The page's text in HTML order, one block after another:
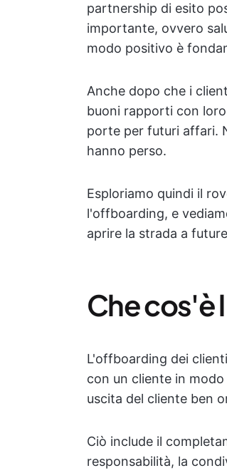
partnership di esito
importante, ovvero
modo positivo è
Anche dopo che i
buoni rapporti con
porte per futuri affari.
hanno perso.
Esploriamo quindi il
l'offboarding, e
aprire la strada a
Che cos'è
L'offboarding dei
con un cliente in
uscita del cliente ben
Ciò include il
responsabilità, la